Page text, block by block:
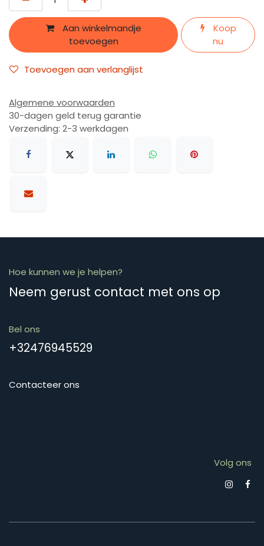
Aan winkelmandje
toevoegen
Koop
nu
Toevoegen aan verlanglijst
Algemene voorwaarden
30-dagen geld terug garantie
Verzending: 2-3 werkdagen
Hoe kunnen we je helpen?
Neem gerust contact met ons op
Bel ons
+32476945529
Contacteer ons
Volg ons